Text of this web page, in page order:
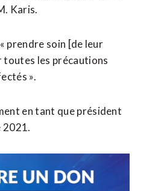
Karis.
prendre soin [de leur
les précautions
».
en tant que président
2021.